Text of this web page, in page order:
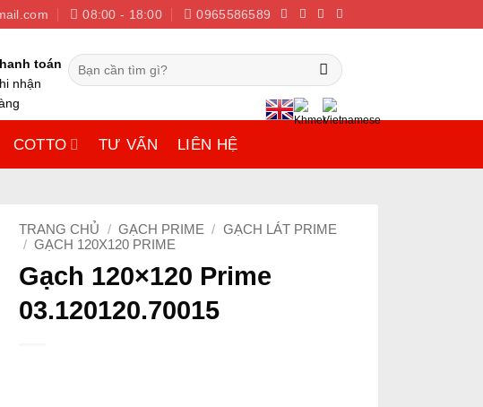
08:00 - 18:00 0965586589
toán
nhận
Tìm
kiếm:
COTTO TƯ VẤN LIÊN HỆ
TRANG CHỦ / GẠCH PRIME / GẠCH LÁT PRIME
/ GẠCH 120X120 PRIME
Gạch 120×120 Prime
03.120120.70015